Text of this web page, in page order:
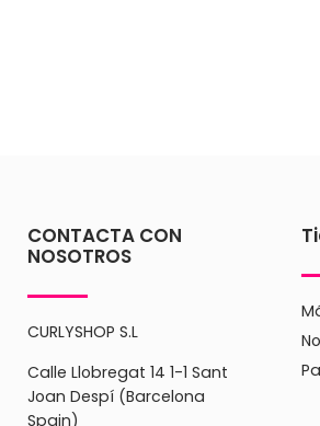
CONTACTA CON
NOSOTROS
CURLYSHOP S.L
Calle Llobregat 14 1-1 Sant
Joan Despí (Barcelona
Spain)